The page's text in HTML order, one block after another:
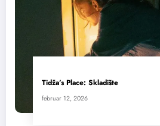
Tidža’s Place: Skladište
februar 12, 2026